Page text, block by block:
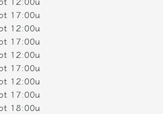
17:00u
12:00u
17:00u
12:00u
17:00u
12:00u
17:00u
18:00u